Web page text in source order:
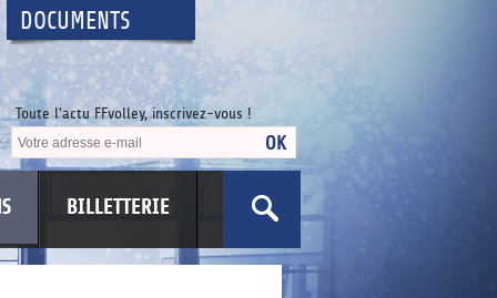
DOCUMENTS
Toute l'actu FFvolley, inscrivez-vous !
BILLETTERIE